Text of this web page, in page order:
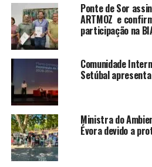
Ponte de Sor
ARTMOZ e
participação na
Comunidade
Setúbal
Ministra do
Évora devido a